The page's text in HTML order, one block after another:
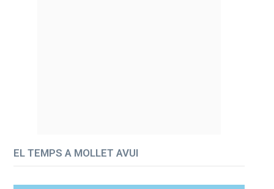
EL TEMPS A MOLLET AVUI